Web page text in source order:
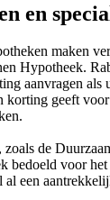
en
maken
Hypotheek.
aanvragen
geeft
de
bedoeld voor
een